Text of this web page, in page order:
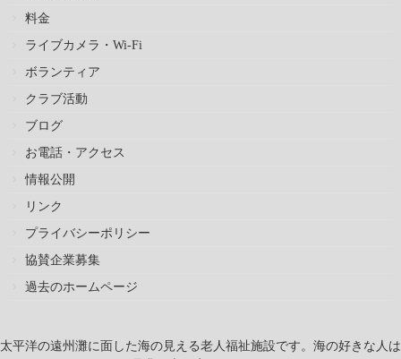
料金
ライブカメラ・Wi-Fi
ボランティア
クラブ活動
ブログ
お電話・アクセス
情報公開
リンク
プライバシーポリシー
協賛企業募集
過去のホームページ
太平洋の遠州灘に面した海の見える老人福祉施設です。海の好きな人は